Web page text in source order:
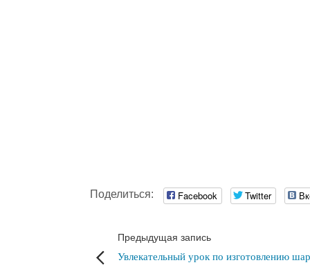
Поделиться: Facebook Twitter
Предыдущая запись
Увлекательный урок по изготовлению